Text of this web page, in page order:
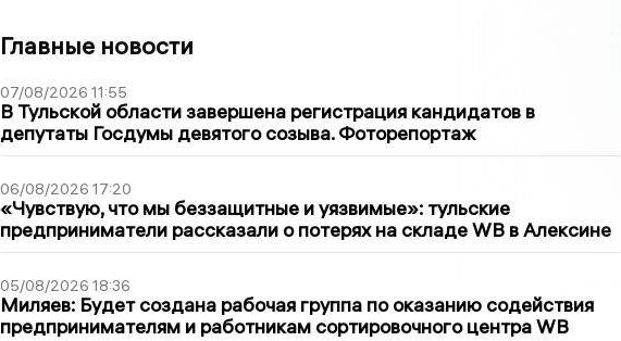
Главные новости
07/08/2026 11:55
В Тульской области завершена регистрация кандидатов в
депутаты Госдумы девятого созыва. Фоторепортаж
06/08/2026 17:20
«Чувствую, что мы беззащитные и уязвимые»: тульские
предприниматели рассказали о потерях на складе WB в Алексине
05/08/2026 18:36
Миляев: Будет создана рабочая группа по оказанию содействия
предпринимателям и работникам сортировочного центра WB